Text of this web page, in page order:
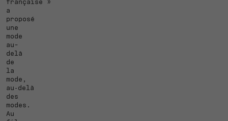
française »
a
proposé
une
mode
au-
delà
de
la
mode,
au‑delà
des
modes.
Au